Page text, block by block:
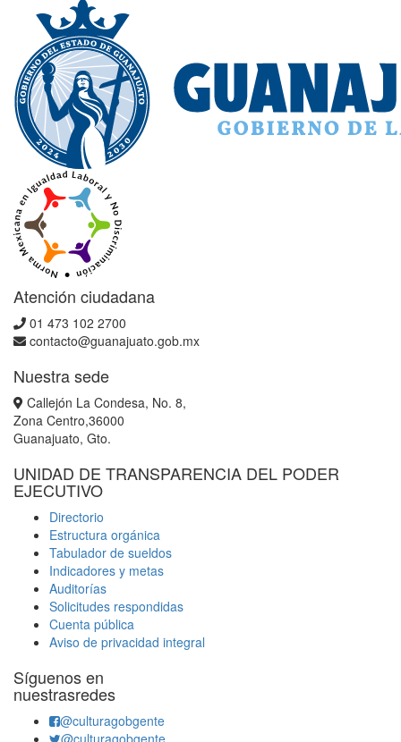
Atención ciudadana
01 473 102 2700
contacto@guanajuato.gob.mx
Nuestra sede
Callejón La Condesa, No. 8,
Zona Centro,36000
Guanajuato, Gto.
UNIDAD DE TRANSPARENCIA DEL PODER
EJECUTIVO
Directorio
Estructura orgánica
Tabulador de sueldos
Indicadores y metas
Auditorías
Solicitudes respondidas
Cuenta pública
Aviso de privacidad integral
Síguenos en
nuestrasredes
@culturagobgente
@culturagobgente